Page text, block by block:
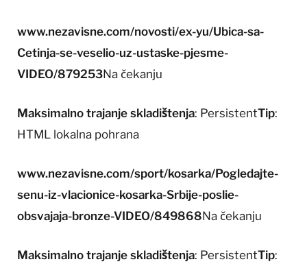
www.nezavisne.com/novosti/ex-yu/Ubica-sa-
Cetinja-se-veselio-uz-ustaske-pjesme-
VIDEO/879253Na čekanju
Maksimalno trajanje skladištenja: PersistentTip:
HTML lokalna pohrana
www.nezavisne.com/sport/kosarka/Pogledajte-
senu-iz-vlacionice-kosarka-Srbije-poslie-
obsvajaja-bronze-VIDEO/849868Na čekanju
Maksimalno trajanje skladištenja: PersistentTip: